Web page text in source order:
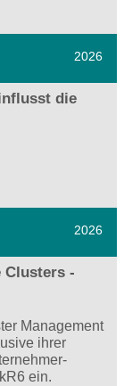
2026
die
2026
Clusters -
Management
ihrer
ein.